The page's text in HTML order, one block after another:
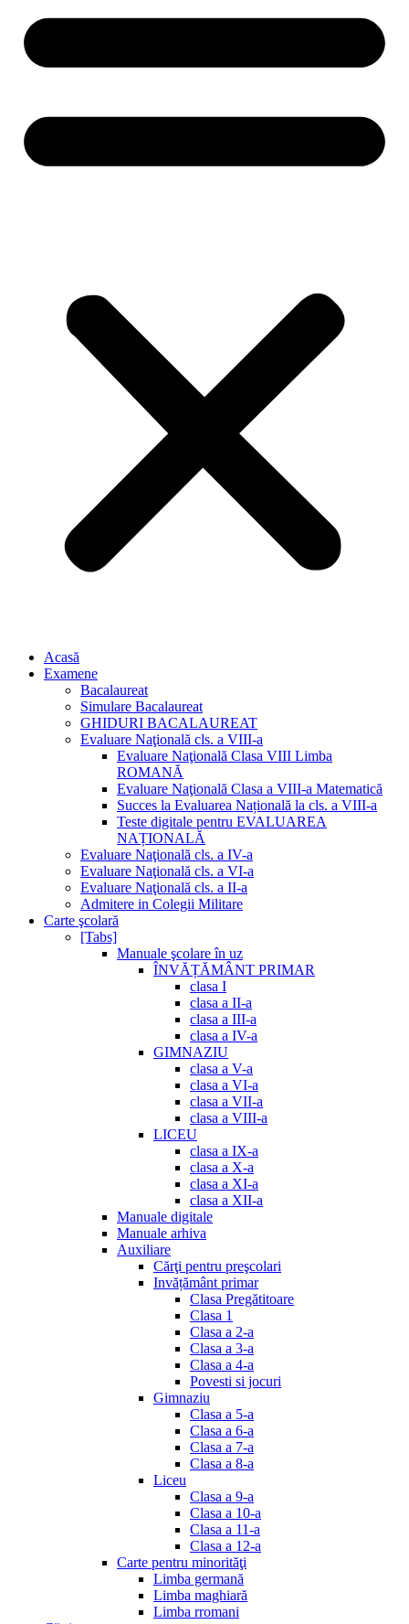
Acasă
Examene
Bacalaureat
Simulare Bacalaureat
GHIDURI BACALAUREAT
Evaluare Naţională cls. a VIII-a
Evaluare Naţională Clasa VIII Limba
ROMANĂ
Evaluare Naţională Clasa a VIII-a Matematică
Succes la Evaluarea Națională la cls. a VIII-a
Teste digitale pentru EVALUAREA
NAȚIONALĂ
Evaluare Naţională cls. a IV-a
Evaluare Naţională cls. a VI-a
Evaluare Naţională cls. a II-a
Admitere in Colegii Militare
Carte şcolară
[Tabs]
Manuale şcolare în uz
ÎNVĂȚĂMÂNT PRIMAR
clasa I
clasa a II-a
clasa a III-a
clasa a IV-a
GIMNAZIU
clasa a V-a
clasa a VI-a
clasa a VII-a
clasa a VIII-a
LICEU
clasa a IX-a
clasa a X-a
clasa a XI-a
clasa a XII-a
Manuale digitale
Manuale arhiva
Auxiliare
Cărţi pentru preşcolari
Invățământ primar
Clasa Pregătitoare
Clasa 1
Clasa a 2-a
Clasa a 3-a
Clasa a 4-a
Povesti si jocuri
Gimnaziu
Clasa a 5-a
Clasa a 6-a
Clasa a 7-a
Clasa a 8-a
Liceu
Clasa a 9-a
Clasa a 10-a
Clasa a 11-a
Clasa a 12-a
Carte pentru minorităţi
Limba germană
Limba maghiară
Limba rromani